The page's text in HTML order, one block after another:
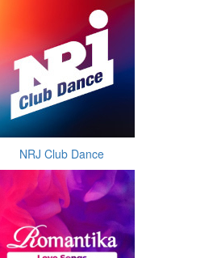
NRJ Club Dance